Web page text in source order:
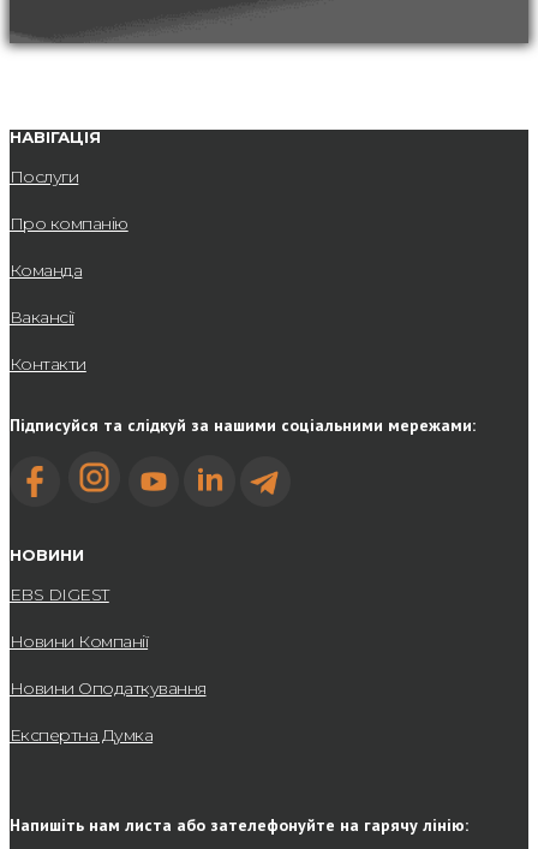
НАВІГАЦІЯ
Послуги
Про компанію
Команда
Вакансії
Контакти
Підписуйся та слідкуй за нашими соціальними мережами:
НОВИНИ
EBS DIGEST
Новини Компанії
Новини Оподаткування
Експертна Думка
Напишіть нам листа або зателефонуйте на гарячу лінію: